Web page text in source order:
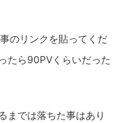
のリンクを貼ってくだ
たら90PVくらいだった
までは落ちた事はあり